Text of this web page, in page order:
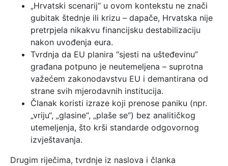
„Hrvatski scenarij“ u ovom kontekstu ne znači
gubitak štednje ili krizu – dapače, Hrvatska nije
pretrpjela nikakvu financijsku destabilizaciju
nakon uvođenja eura.
Tvrdnja da EU planira “sjesti na ušteđevinu”
građana potpuno je neutemeljena – suprotna
važećem zakonodavstvu EU i demantirana od
strane svih mjerodavnih institucija.
Članak koristi izraze koji prenose paniku (npr.
„vriju“, „glasine“, „plaše se“) bez analitičkog
utemeljenja, što krši standarde odgovornog
izvještavanja.
Drugim riječima, tvrdnje iz naslova i članka